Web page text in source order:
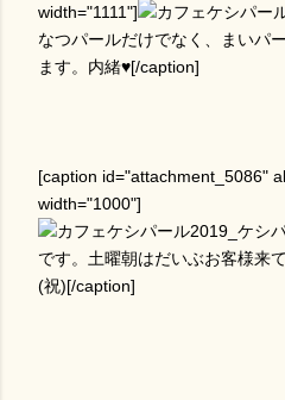
width="1111"]
なつパールだけでなく、まいパ
ます。内緒♥[/caption]
[caption id="attachment_5086"
width="1000"]
です。土曜朝はだいぶお客様来
(祝)[/caption]